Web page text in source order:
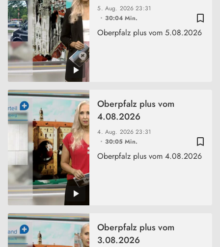
bookmark_border
5. Aug. 202623:31
30:04 Min.
Oberpfalz plus vom 5.08.2026
bookmark_border
4. Aug. 202623:31
30:05 Min.
Oberpfalz plus vom
4.08.2026
Oberpfalz plus vom 4.08.2026
Oberpfalz plus vom
3.08.2026